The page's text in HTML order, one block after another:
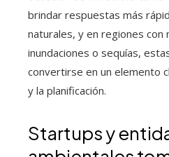
brindar respuestas más
naturales, y en regiones con
inundaciones o sequías,
convertirse en un elemento
y la planificación.
Startups y